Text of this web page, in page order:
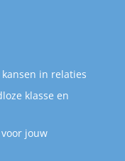
in relaties
klasse en
jouw